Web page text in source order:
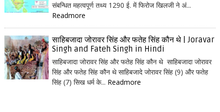
संबन्धित महत्वपूर्ण तथ्य 1290 ई. में फिरोज खिलजी ने अं...
Readmore
साहिबजादा जोरावर सिंह और फतेह सिंह कौन थे | Joravar
Singh and Fateh Singh in Hindi
साहिबजादा जोरावर सिंह और फतेह सिंह कौन थे साहिबजादा जोरावर
सिंह और फतेह सिंह कौन थे साहिबजादे जोरावर सिंह (9) और फतेह
सिंह (7) सिख धर्म के... Readmore